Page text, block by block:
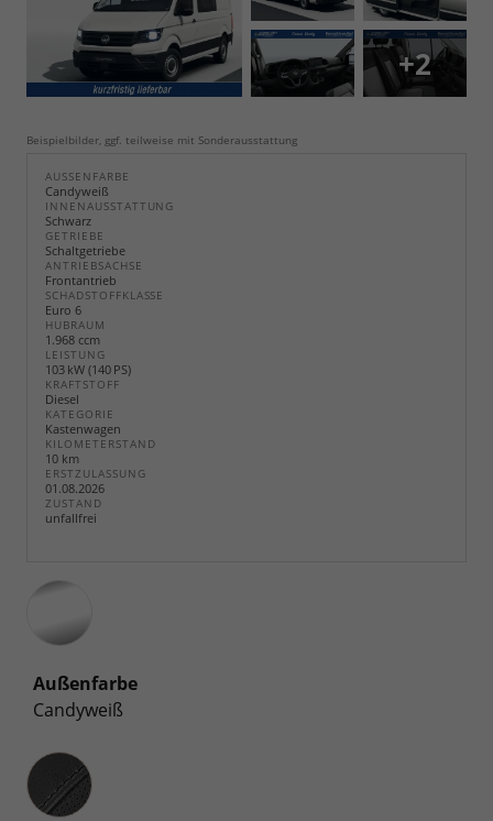
+2
Beispielbilder, ggf. teilweise mit Sonderausstattung
AUSSENFARBE
Candyweiß
INNENAUSSTATTUNG
Schwarz
GETRIEBE
Schaltgetriebe
ANTRIEBSACHSE
Frontantrieb
SCHADSTOFFKLASSE
Euro 6
HUBRAUM
1.968 ccm
LEISTUNG
103 kW (140 PS)
KRAFTSTOFF
Diesel
KATEGORIE
Kastenwagen
KILOMETERSTAND
10 km
ERSTZULASSUNG
01.08.2026
ZUSTAND
unfallfrei
Außenfarbe
Candyweiß
Innenausstattung